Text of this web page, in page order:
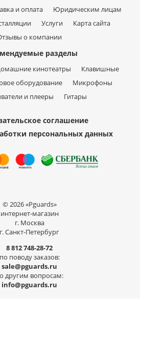
и оплата
Юридическим лицам
Услуги
Карта сайта
о компании
разделы
кинотеатры
Клавишные
оборудование
Микрофоны
и плееры
Гитары
соглашение
персональных данных
© 2026 «Pguards»
интернет-магазин
г. Москва
г. Санкт-Петербург
8 812 748-28-72
по поводу заказов:
sale@pguards.ru
другим вопросам:
info@pguards.ru